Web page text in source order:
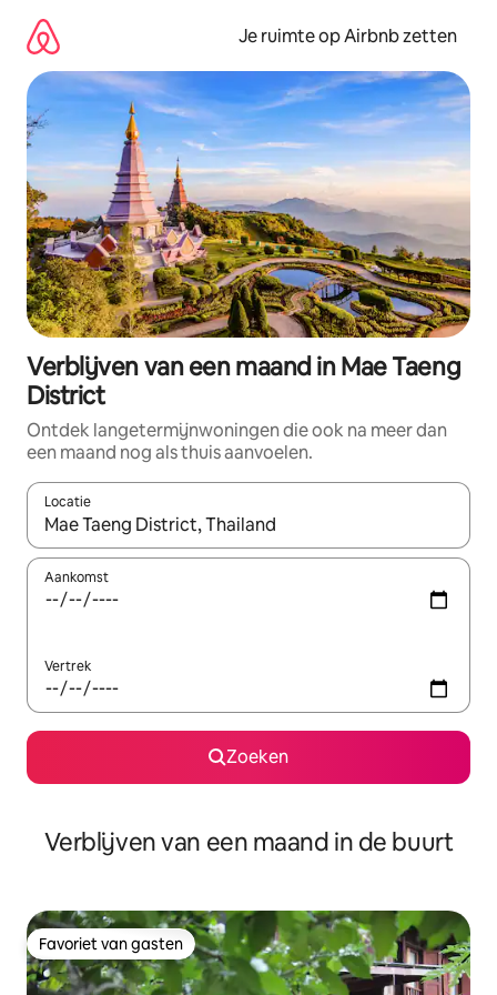
direct
naar
inhoud
Je ruimte op Airbnb zetten
Verblijven van een maand in Mae Taeng
District
Ontdek langetermijnwoningen die ook na meer dan
een maand nog als thuis aanvoelen.
Locatie
Wanneer er suggesties beschikbaar zijn, maak je een keuze
Aankomst
Vertrek
Zoeken
Verblijven van een maand in de buurt
Favoriet van gasten
Favoriet van gasten